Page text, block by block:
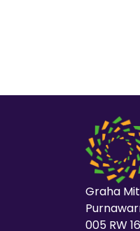
Graha
005 RW